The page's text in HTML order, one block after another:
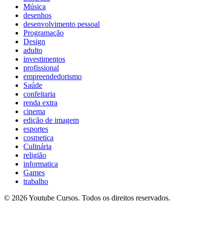
Música
desenhos
desenvolvimento pessoal
Programação
Design
adulto
investimentos
profissional
empreendedorismo
Saúde
confeitaria
renda extra
cinema
edição de imagem
esportes
cosmetica
Culinária
religião
informatica
Games
trabalho
© 2026 Youtube Cursos. Todos os direitos reservados.